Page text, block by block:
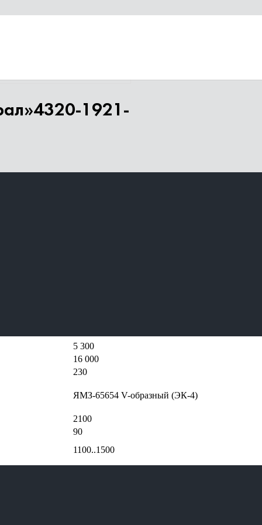
1921-
5 300
16 000
230
ЯМЗ-65654 V-образный (ЭК-4)
2100
90
1100..1500